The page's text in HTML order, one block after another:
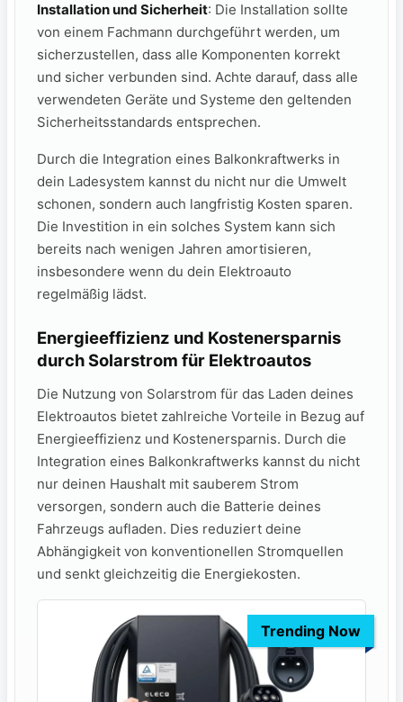
Installation ‍und Sicherheit: Die ⁢Installation sollte
von einem Fachmann​ durchgeführt werden, um
sicherzustellen,‍ dass‍ alle Komponenten korrekt
und sicher‍ verbunden sind. Achte⁢ darauf,⁣ dass‍ alle
⁤verwendeten Geräte und​ Systeme den geltenden
Sicherheitsstandards entsprechen.
Durch⁤ die ⁤Integration eines Balkonkraftwerks​ in
dein Ladesystem kannst⁢ du nicht⁣ nur‍ die Umwelt‌
schonen,⁣ sondern auch langfristig Kosten sparen.
Die ⁤Investition in ein solches System ⁤kann sich
bereits nach⁣ wenigen Jahren amortisieren,
insbesondere wenn du‍ dein Elektroauto
regelmäßig lädst.
Energieeffizienz und Kostenersparnis
durch Solarstrom ⁣für Elektroautos
Die Nutzung von ⁣Solarstrom‌ für ⁣das Laden ⁤deines
‌Elektroautos bietet zahlreiche Vorteile⁣ in ​Bezug auf
Energieeffizienz ‌und Kostenersparnis. Durch die
Integration ​eines⁢ Balkonkraftwerks kannst du nicht
nur deinen ‌Haushalt mit sauberem Strom
versorgen, sondern auch die Batterie deines
Fahrzeugs aufladen. Dies reduziert deine‌
Abhängigkeit von⁣ konventionellen Stromquellen
und senkt gleichzeitig die Energiekosten.
Trending Now